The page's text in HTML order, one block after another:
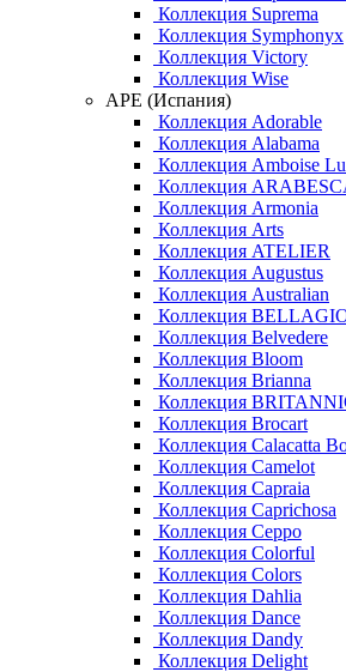
Коллекция Suprema
Коллекция Symphonyx
Коллекция Victory
Коллекция Wise
APE (Испания)
Коллекция Adorable
Коллекция Alabama
Коллекция Amboise
Коллекция
Коллекция Armonia
Коллекция Arts
Коллекция ATELIER
Коллекция Augustus
Коллекция Australian
Коллекция
Коллекция Belvedere
Коллекция Bloom
Коллекция Brianna
Коллекция
Коллекция Brocart
Коллекция Calacatta
Коллекция Camelot
Коллекция Capraia
Коллекция Caprichosa
Коллекция Ceppo
Коллекция Colorful
Коллекция Colors
Коллекция Dahlia
Коллекция Dance
Коллекция Dandy
Коллекция Delight